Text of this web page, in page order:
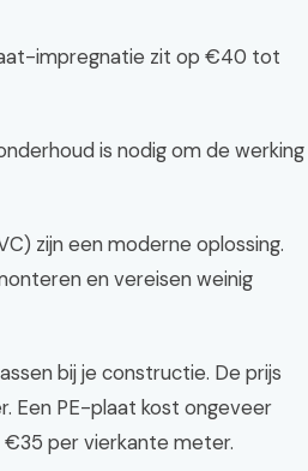
impregnatie zit op €40 tot
is nodig om de werking
zijn een moderne oplossing.
en vereisen weinig
bij je constructie. De prijs
Een PE-plaat kost ongeveer
per vierkante meter.